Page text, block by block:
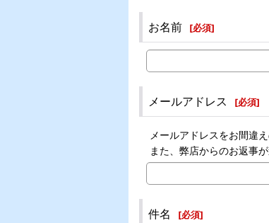
お名前 [必須]
メールアドレス [必須]
メールアドレスをお間違
また、弊店からのお返事
件名 [必須]